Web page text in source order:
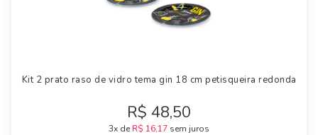
Kit 2 prato raso de vidro tema gin 18 cm petisqueira redonda
R$ 48,50
3x de R$ 16,17 sem juros